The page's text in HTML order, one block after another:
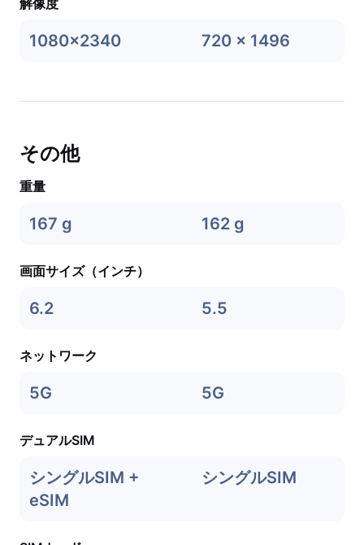
解像度
1080x2340 720 x 1496
その他
重量
167 g 162 g
画面サイズ（インチ）
6.2 5.5
ネットワーク
5G 5G
デュアルSIM
シングルSIM +
eSIM
シングルSIM